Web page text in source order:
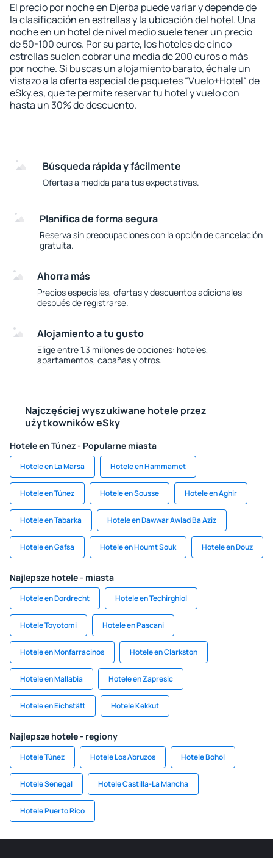
El precio por noche en Djerba puede variar y depende de
la clasificación en estrellas y la ubicación del hotel. Una
noche en un hotel de nivel medio suele tener un precio
de 50-100 euros. Por su parte, los hoteles de cinco
estrellas suelen cobrar una media de 200 euros o más
por noche. Si buscas un alojamiento barato, échale un
vistazo a la oferta especial de paquetes “Vuelo+Hotel“ de
eSky.es, que te permite reservar tu hotel y vuelo con
hasta un 30% de descuento.
Búsqueda rápida y fácilmente
Ofertas a medida para tus expectativas.
Planifica de forma segura
Reserva sin preocupaciones con la opción de cancelación
gratuita.
Ahorra más
Precios especiales, ofertas y descuentos adicionales
después de registrarse.
Alojamiento a tu gusto
Elige entre 1.3 millones de opciones: hoteles,
apartamentos, cabañas y otros.
Najczęściej wyszukiwane hotele przez
użytkowników eSky
Hotele en Túnez - Popularne miasta
Hotele en La Marsa Hotele en Hammamet
Hotele en Túnez Hotele en Sousse Hotele en Aghir
Hotele en Tabarka Hotele en Dawwar Awlad Ba Aziz
Hotele en Gafsa Hotele en Houmt Souk Hotele en Douz
Najlepsze hotele - miasta
Hotele en Dordrecht Hotele en Techirghiol
Hotele Toyotomi Hotele en Pascani
Hotele en Monfarracinos Hotele en Clarkston
Hotele en Mallabia Hotele en Zapresic
Hotele en Eichstätt Hotele Kekkut
Najlepsze hotele - regiony
Hotele Túnez Hotele Los Abruzos Hotele Bohol
Hotele Senegal Hotele Castilla-La Mancha
Hotele Puerto Rico